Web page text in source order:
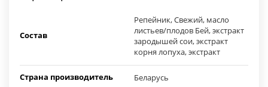
Состав
Репейник, Свежий, масло
листьев/плодов Бей, экстракт
зародышей сои, экстракт
корня лопуха, экстракт
Страна производитель Беларусь